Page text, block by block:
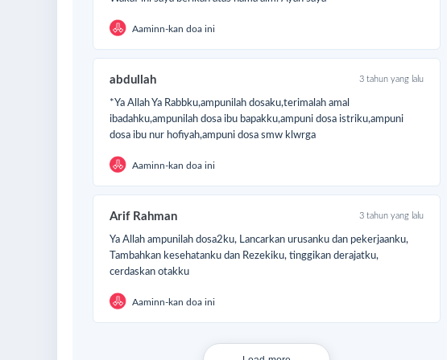
Aaminn-kan doa ini
abdullah 3 tahun yang lalu
*Ya Allah Ya Rabbku,ampunilah dosaku,terimalah amal
ibadahku,ampunilah dosa ibu bapakku,ampuni dosa istriku,ampuni
dosa ibu nur hofiyah,ampuni dosa smw klwrga
Aaminn-kan doa ini
Arif Rahman 3 tahun yang lalu
Ya Allah ampunilah dosa2ku, Lancarkan urusanku dan pekerjaanku,
Tambahkan kesehatanku dan Rezekiku, tinggikan derajatku,
cerdaskan otakku
Aaminn-kan doa ini